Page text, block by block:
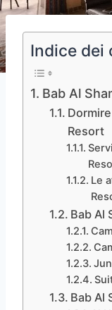
Indice dei
Bab Al
Resort
Le
Bab Al
Bab Al